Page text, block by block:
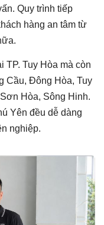
Quy trình tiếp
hàng an tâm từ
TP. Tuy Hòa mà còn
Cầu, Đông Hòa, Tuy
Hòa, Sông Hinh.
Yên đều dễ dàng
nghiệp.